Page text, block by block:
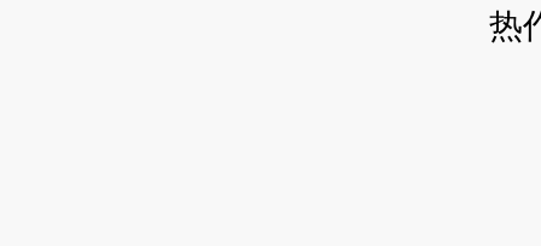
热